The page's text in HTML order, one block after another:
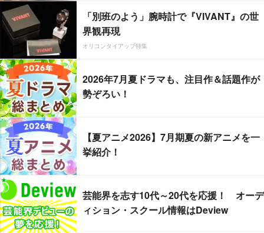
「別班のよう」腕時計で『VIVANT』の世
界観再現
オリコンタイアップ特集
2026年7月夏ドラマも、注目作＆話題作が
勢ぞろい！
【夏アニメ2026】7月期夏の新アニメを一
挙紹介！
芸能界を志す10代～20代を応援！ オーデ
ィション・スクール情報はDeview